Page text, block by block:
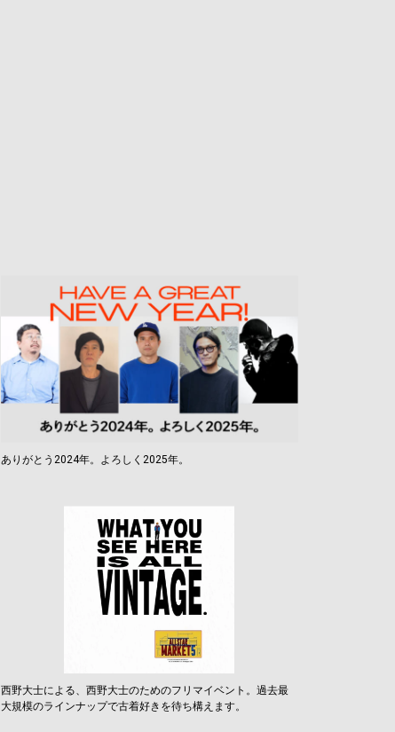
ありがとう2024年。よろしく2025年。
西野大士による、西野大士のためのフリマイベント。過去最
大規模のラインナップで古着好きを待ち構えます。